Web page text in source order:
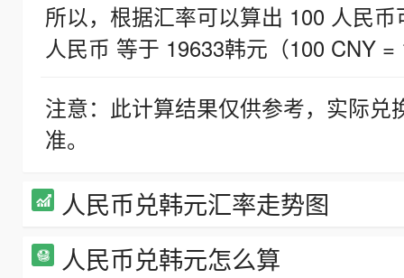
所以，根据汇率可以算出 100 人民
人民币 等于 19633韩元（100 CNY =
注意：此计算结果仅供参考，实际
准。
人民币兑韩元汇率走势图
人民币兑韩元怎么算